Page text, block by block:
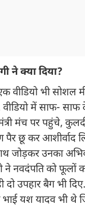
ने क्या दिया?
वीडियो भी सोशल
वीडियो में साफ-
मंच पर पहुंचे,
छू कर आशीर्वाद
जोड़कर उनका
ने नवदंपति को फूलों
दो उपहार बैग भी
यश यादव भी थे